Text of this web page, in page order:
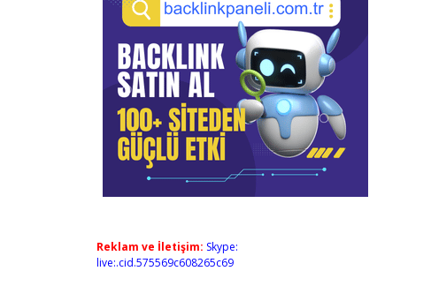
Reklam ve İletişim: Skype:
live:.cid.575569c608265c69